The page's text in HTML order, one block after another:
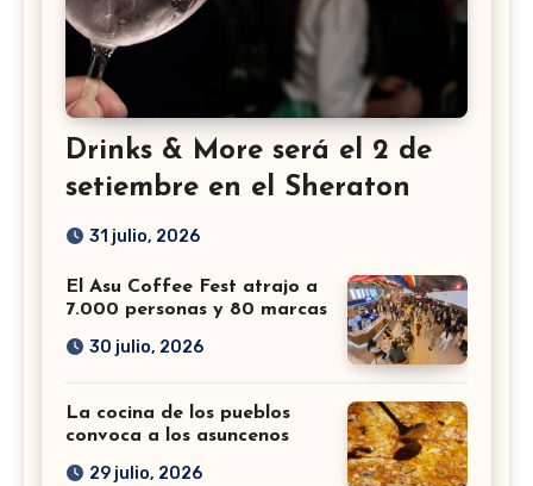
Drinks & More será el 2 de
setiembre en el Sheraton
31 julio, 2026
El Asu Coffee Fest atrajo a
7.000 personas y 80 marcas
30 julio, 2026
La cocina de los pueblos
convoca a los asuncenos
29 julio, 2026